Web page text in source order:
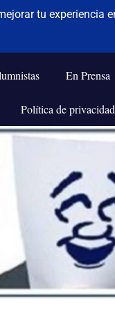
En Prensa
Política de privacidad